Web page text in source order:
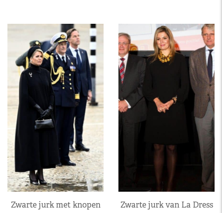
Zwarte jurk met knopen Zwarte jurk van La Dress